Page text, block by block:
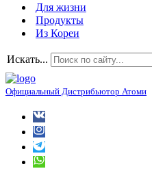
Для жизни
Продукты
Из Кореи
Искать...
Официальный Дистрибьютор Атоми